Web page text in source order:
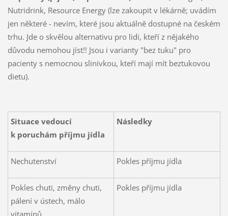
Nutridrink, Resource Energy (lze zakoupit v lékárně; uvádím
jen některé - nevím, které jsou aktuálně dostupné na českém
trhu. Jde o skvělou alternativu pro lidi, kteří z nějakého
důvodu nemohou jíst!! Jsou i varianty "bez tuku" pro
pacienty s nemocnou slinivkou, kteří mají mít beztukovou
dietu).
Situace vedoucí
k poruchám příjmu jídla
Následky
Nechutenství Pokles příjmu jídla
Pokles chuti, změny chuti,
pálení v ústech, málo
vitamínů
Pokles příjmu jídla